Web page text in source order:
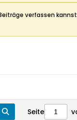
verfassen
Seite